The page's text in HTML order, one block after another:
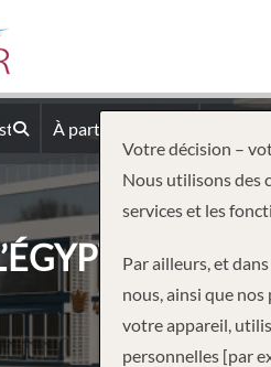
À partir du
ET DU
Votre décision –
Nous utilisons des
services et les
Par ailleurs, et
nous, ainsi que
votre appareil,
personnelles [par